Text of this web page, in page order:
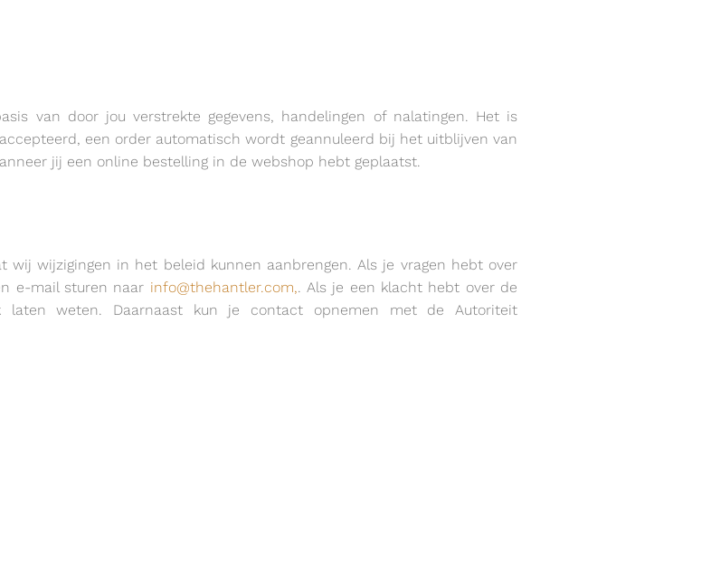
van door jou verstrekte gegevens, handelingen of nalatingen. Het is
een order automatisch wordt geannuleerd bij het uitblijven van
jij een online bestelling in de webshop hebt geplaatst.
wijzigingen in het beleid kunnen aanbrengen. Als je vragen hebt over
e-mail sturen naar info@thehantler.com,. Als je een klacht hebt over de
weten. Daarnaast kun je contact opnemen met de Autoriteit